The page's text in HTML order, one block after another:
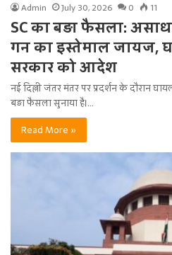
Admin July 30, 2026 0 11
SC का बड़ा फैसला:
गन का इस्तेमाल जायज,
सरकार को आदेश
नई दिल्ली जंतर मंतर पर प्रदर्शन के दौरान
बड़ा फैसला सुनाया है।…
Read More »